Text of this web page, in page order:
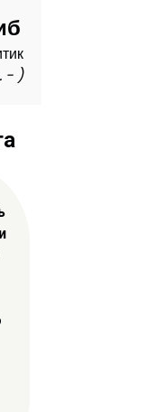
- )